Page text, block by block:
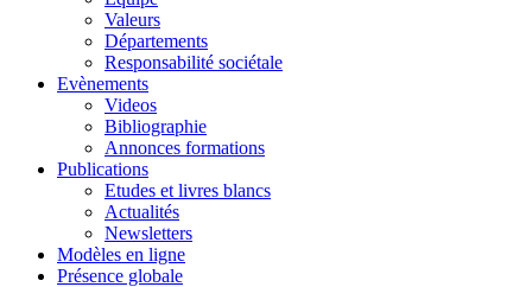
Valeurs
Départements
Responsabilité sociétale
Evènements
Videos
Bibliographie
Annonces formations
Publications
Etudes et livres blancs
Actualités
Newsletters
Modèles en ligne
Présence globale